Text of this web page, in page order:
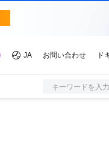
キーワードを入力